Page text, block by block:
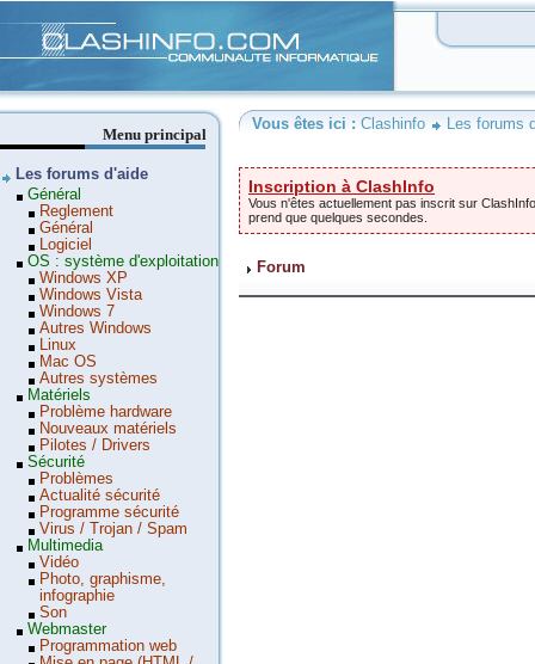
Vous êtes ici : Clashinfo Les forums
Inscription à ClashInfo
Vous n'êtes actuellement pas inscrit sur
prend que quelques secondes.
Forum
Menu principal
Les forums d'aide
Général
Reglement
Général
Logiciel
OS : système d'exploitation
Windows XP
Windows Vista
Windows 7
Autres Windows
Linux
Mac OS
Autres systèmes
Matériels
Problème hardware
Nouveaux matériels
Pilotes / Drivers
Sécurité
Problèmes
Actualité sécurité
Programme sécurité
Virus / Trojan / Spam
Multimedia
Vidéo
Photo, graphisme,
infographie
Son
Webmaster
Programmation web